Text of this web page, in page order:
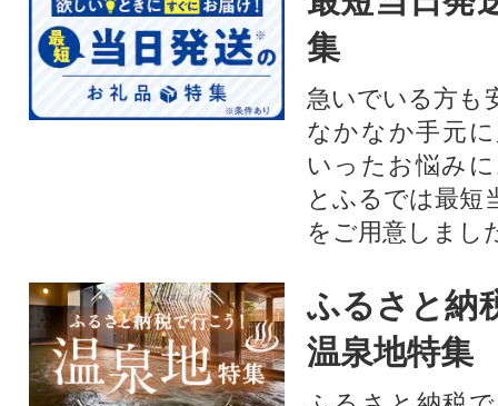
集
急いでいる方も
なかなか手元
いったお悩み
とふるでは最短
をご用意しまし
ふるさと納
温泉地特集